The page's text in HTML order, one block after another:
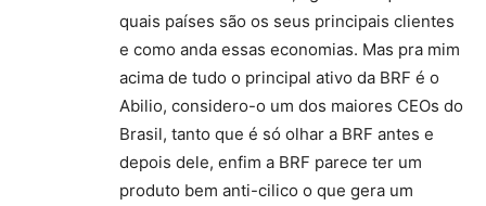
quais países são os seus principais clientes
e como anda essas economias. Mas pra mim
acima de tudo o principal ativo da BRF é o
Abilio, considero-o um dos maiores CEOs do
Brasil, tanto que é só olhar a BRF antes e
depois dele, enfim a BRF parece ter um
produto bem anti-cilico o que gera um